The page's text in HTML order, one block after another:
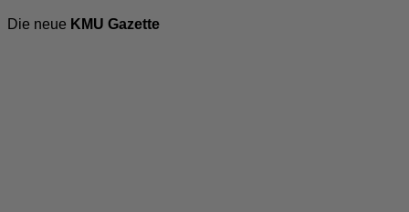
Die neue KMU Gazette